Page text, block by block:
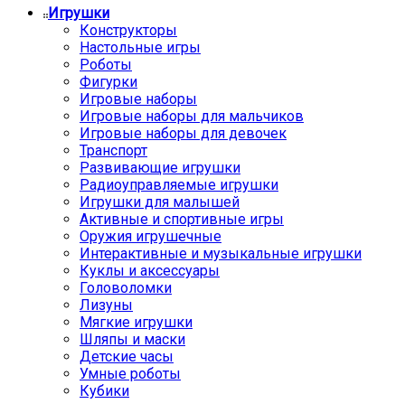
Игрушки
Конструкторы
Настольные игры
Роботы
Фигурки
Игровые наборы
Игровые наборы для мальчиков
Игровые наборы для девочек
Транспорт
Развивающие игрушки
Радиоуправляемые игрушки
Игрушки для малышей
Активные и спортивные игры
Оружия игрушечные
Интерактивные и музыкальные игрушки
Куклы и аксессуары
Головоломки
Лизуны
Мягкие игрушки
Шляпы и маски
Детские часы
Умные роботы
Кубики